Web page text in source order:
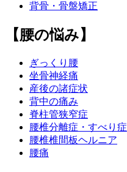
背骨・骨盤矯正
【腰の悩み】
ぎっくり腰
坐骨神経痛
産後の諸症状
背中の痛み
脊柱管狭窄症
腰椎分離症・すべり症
腰椎椎間板ヘルニア
腰痛